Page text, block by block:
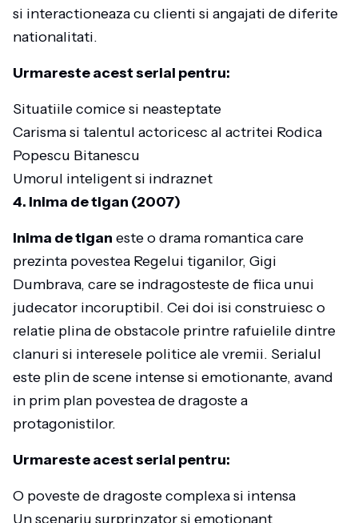
si interactioneaza cu clienti si angajati de diferite
nationalitati.
Urmareste acest serial pentru:
Situatiile comice si neasteptate
Carisma si talentul actoricesc al actritei Rodica
Popescu Bitanescu
Umorul inteligent si indraznet
4. Inima de tigan (2007)
Inima de tigan este o drama romantica care
prezinta povestea Regelui tiganilor, Gigi
Dumbrava, care se indragosteste de fiica unui
judecator incoruptibil. Cei doi isi construiesc o
relatie plina de obstacole printre rafuielile dintre
clanuri si interesele politice ale vremii. Serialul
este plin de scene intense si emotionante, avand
in prim plan povestea de dragoste a
protagonistilor.
Urmareste acest serial pentru:
O poveste de dragoste complexa si intensa
Un scenariu surprinzator si emotionant